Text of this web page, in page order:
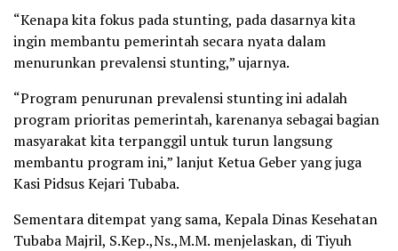
“Kenapa kita fokus pada stunting, pada dasarnya kita
ingin membantu pemerintah secara nyata dalam
menurunkan prevalensi stunting,” ujarnya.
“Program penurunan prevalensi stunting ini adalah
program prioritas pemerintah, karenanya sebagai bagian
masyarakat kita terpanggil untuk turun langsung
membantu program ini,” lanjut Ketua Geber yang juga
Kasi Pidsus Kejari Tubaba.
Sementara ditempat yang sama, Kepala Dinas Kesehatan
Tubaba Majril, S.Kep.,Ns.,M.M. menjelaskan, di Tiyuh